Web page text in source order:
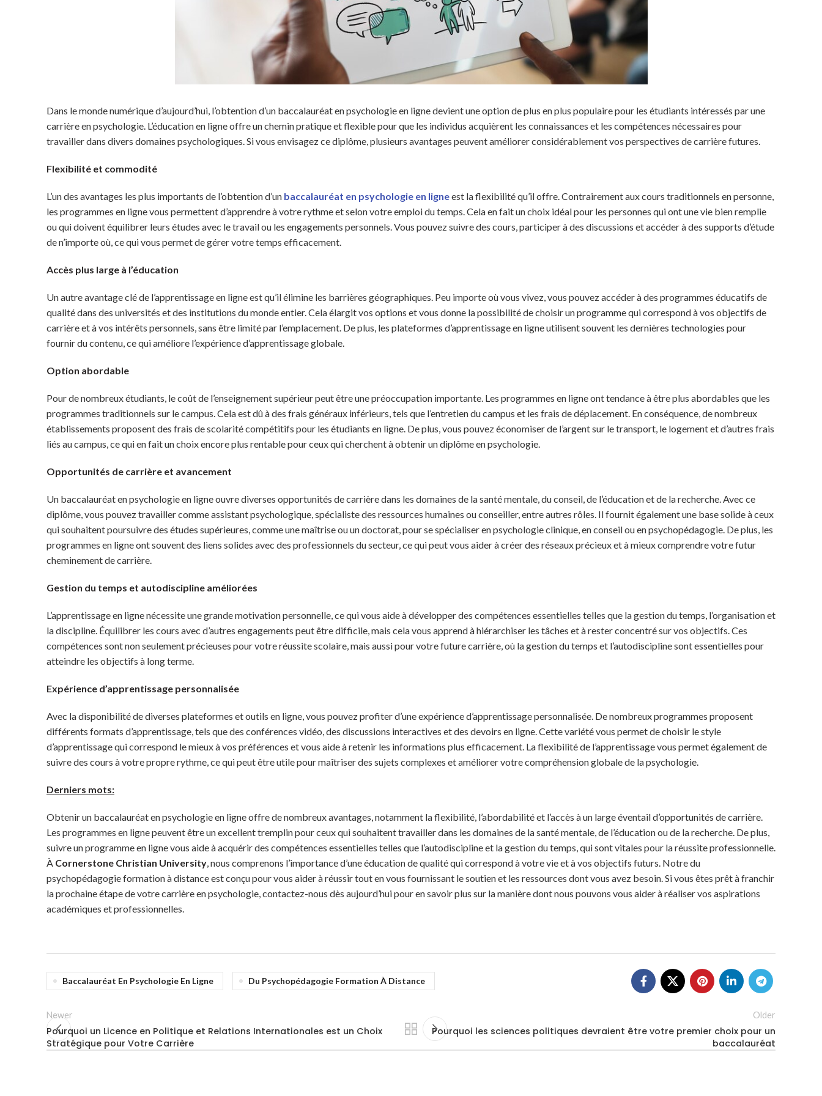
Dans le monde numérique d’aujourd’hui, l’obtention d’un baccalauréat en psychologie en ligne devient une option de plus en plus populaire pour les étudiants intéressés par une
carrière en psychologie. L’éducation en ligne offre un chemin pratique et flexible pour que les individus acquièrent les connaissances et les compétences nécessaires pour
travailler dans divers domaines psychologiques. Si vous envisagez ce diplôme, plusieurs avantages peuvent améliorer considérablement vos perspectives de carrière futures.
Flexibilité et commodité
L’un des avantages les plus importants de l’obtention d’un baccalauréat en psychologie en ligneest la flexibilité qu’il offre. Contrairement aux cours traditionnels en personne,
les programmes en ligne vous permettent d’apprendre à votre rythme et selon votre emploi du temps. Cela en fait un choix idéal pour les personnes qui ont une vie bien remplie
ou qui doivent équilibrer leurs études avec le travail ou les engagements personnels. Vous pouvez suivre des cours, participer à des discussions et accéder à des supports d’étude
de n’importe où, ce qui vous permet de gérer votre temps efficacement.
Accès plus large à l’éducation
Un autre avantage clé de l’apprentissage en ligne est qu’il élimine les barrières géographiques. Peu importe où vous vivez, vous pouvez accéder à des programmes éducatifs de
qualité dans des universités et des institutions du monde entier. Cela élargit vos options et vous donne la possibilité de choisir un programme qui correspond à vos objectifs de
carrière et à vos intérêts personnels, sans être limité par l’emplacement. De plus, les plateformes d’apprentissage en ligne utilisent souvent les dernières technologies pour
fournir du contenu, ce qui améliore l’expérience d’apprentissage globale.
Option abordable
Pour de nombreux étudiants, le coût de l’enseignement supérieur peut être une préoccupation importante. Les programmes en ligne ont tendance à être plus abordables que les
programmes traditionnels sur le campus. Cela est dû à des frais généraux inférieurs, tels que l’entretien du campus et les frais de déplacement. En conséquence, de nombreux
établissements proposent des frais de scolarité compétitifs pour les étudiants en ligne. De plus, vous pouvez économiser de l’argent sur le transport, le logement et d’autres frais
liés au campus, ce qui en fait un choix encore plus rentable pour ceux qui cherchent à obtenir un diplôme en psychologie.
Opportunités de carrière et avancement
Un baccalauréat en psychologie en ligne ouvre diverses opportunités de carrière dans les domaines de la santé mentale, du conseil, de l’éducation et de la recherche. Avec ce
diplôme, vous pouvez travailler comme assistant psychologique, spécialiste des ressources humaines ou conseiller, entre autres rôles. Il fournit également une base solide à ceux
qui souhaitent poursuivre des études supérieures, comme une maîtrise ou un doctorat, pour se spécialiser en psychologie clinique, en conseil ou en psychopédagogie. De plus, les
programmes en ligne ont souvent des liens solides avec des professionnels du secteur, ce qui peut vous aider à créer des réseaux précieux et à mieux comprendre votre futur
cheminement de carrière.
Gestion du temps et autodiscipline améliorées
L’apprentissage en ligne nécessite une grande motivation personnelle, ce qui vous aide à développer des compétences essentielles telles que la gestion du temps, l’organisation et
la discipline. Équilibrer les cours avec d’autres engagements peut être difficile, mais cela vous apprend à hiérarchiser les tâches et à rester concentré sur vos objectifs. Ces
compétences sont non seulement précieuses pour votre réussite scolaire, mais aussi pour votre future carrière, où la gestion du temps et l’autodiscipline sont essentielles pour
atteindre les objectifs à long terme.
Expérience d’apprentissage personnalisée
Avec la disponibilité de diverses plateformes et outils en ligne, vous pouvez profiter d’une expérience d’apprentissage personnalisée. De nombreux programmes proposent
différents formats d’apprentissage, tels que des conférences vidéo, des discussions interactives et des devoirs en ligne. Cette variété vous permet de choisir le style
d’apprentissage qui correspond le mieux à vos préférences et vous aide à retenir les informations plus efficacement. La flexibilité de l’apprentissage vous permet également de
suivre des cours à votre propre rythme, ce qui peut être utile pour maîtriser des sujets complexes et améliorer votre compréhension globale de la psychologie.
Derniers mots:
Obtenir un baccalauréat en psychologie en ligne offre de nombreux avantages, notamment la flexibilité, l’abordabilité et l’accès à un large éventail d’opportunités de carrière.
Les programmes en ligne peuvent être un excellent tremplin pour ceux qui souhaitent travailler dans les domaines de la santé mentale, de l’éducation ou de la recherche. De plus,
suivre un programme en ligne vous aide à acquérir des compétences essentielles telles que l’autodiscipline et la gestion du temps, qui sont vitales pour la réussite professionnelle.
À Cornerstone Christian University, nous comprenons l’importance d’une éducation de qualité qui correspond à votre vie et à vos objectifs futurs. Notre du
psychopédagogie formation à distance est conçu pour vous aider à réussir tout en vous fournissant le soutien et les ressources dont vous avez besoin. Si vous êtes prêt à franchir
la prochaine étape de votre carrière en psychologie, contactez-nous dès aujourd’hui pour en savoir plus sur la manière dont nous pouvons vous aider à réaliser vos aspirations
académiques et professionnelles.
Baccalauréat En Psychologie En Ligne Du Psychopédagogie Formation À Distance
Newer
Pourquoi un Licence en Politique et Relations Internationales est un Choix
Stratégique pour Votre Carrière
Older
Pourquoi les sciences politiques devraient être votre premier choix pour un
baccalauréat